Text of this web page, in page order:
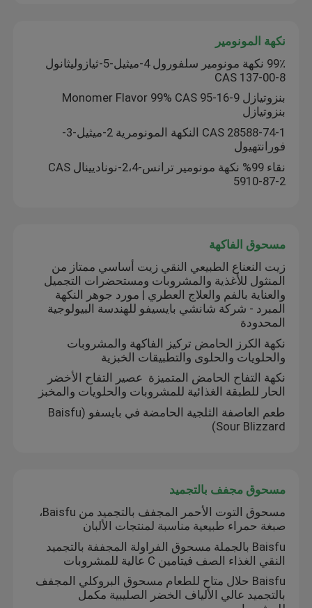
حولنا
جولة في المصنع
مراقبة الجودة
أخبار
نكهات الجوهر الغذائي
نكهة ورائحة
نكهة اصطناعية
وكيل التبريد
مستخلص نباتي نقي
عامل الحلويات
نكهة المونومير
نكهة المونومير
99٪ نكهة مونومير سلفورول 4-ميثيل-5-ثيازوليثانول
CAS 137-00-8
بنزوتيازل Monomer Flavor 99% CAS 95-16-9
بنزوتيازل
CAS 28588-74-1 النكهة المونومرية 2-ميثيل-3-
فورانتهيول
نقاء 99% نكهة مونومير ترانس-2،4-نوناديينال CAS
5910-87-2
مسحوق الفاكهة
زيت النعناع الطبيعي النقي زيت أساسي ممتاز من
المنثول للأغذية والمشروبات ومستحضرات التجميل
والعناية بالفم والعلاج العطري | مورد جوهر النكهة
المبرد - شركة شانشي بايسيفو للهندسة البيولوجية
المحدودة
نكهة الكرز الحامض تركيز الفاكهة والمشروبات
والحلويات والحلوى والتطبيقات الخبزية
نكهة التفاح الحامض المتميزة ️ عصير التفاح الأخضر
الحار للطبقة الغذائية للمشروبات والحلويات والمخبز
طعم العاصفة الثلجية الحامضة في بايسفو (Baisfu
Sour Blizzard)
مسحوق مجفف بالتجميد
مسحوق التوت الأحمر المجفف بالتجميد من Baisfu،
صبغة حمراء طبيعية مناسبة لمنتجات الألبان
Baisfu بالجملة مسحوق الفراولة المجففة بالتجميد
النقي الغذاء الصف فيتامين C عالية للمشروبات
Baisfu حلال متاح للطعام مسحوق البروكلي المجفف
بالتجميد عالي الألياف الخضر الصليبية مكمل